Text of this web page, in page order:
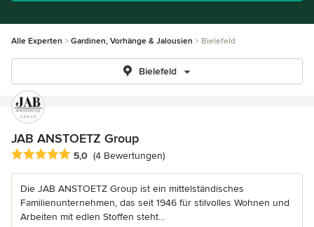
Alle Experten Gardinen, Vorhänge & Jalousien Bielefeld
Bielefeld
JAB ANSTOETZ Group
Durchschnittliche Bewertung: 5 von 5 Sternen
5,0 (4 Bewertungen)
Die JAB ANSTOETZ Group ist ein mittelständisches
Familienunternehmen, das seit 1946 für stilvolles Wohnen und
Arbeiten mit edlen Stoffen steht...